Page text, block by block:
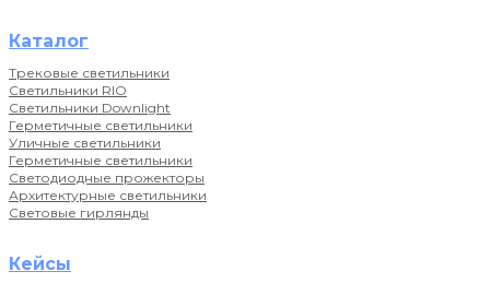
Каталог
Трековые светильники
Светильники RIO
Светильники Downlight
Герметичные светильники
Уличные светильники
Герметичные светильники
Светодиодные прожекторы
Архитектурные светильники
Световые гирлянды
Кейсы